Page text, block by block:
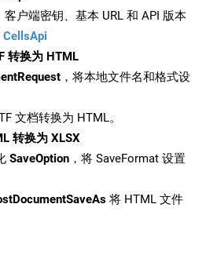
户端密钥、基本 URL 和 API 版本
CellsApi
转换为 HTML
，将本地文件名和格式设
文档转换为 HTML。
转换为 XLSX
SaveOption ，将 SaveFormat 设置
将 HTML 文件